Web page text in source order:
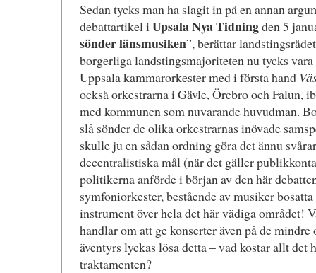
Sedan tycks man ha slagit in på en annan
debattartikel iUpsala Nya Tidningden 5
sönder länsmusiken”, berättar
borgerliga landstingsmajoriteten nu tycks vara
Uppsala kammarorkester med i första hand
också orkestrarna i Gävle, Örebro och Falun,
med kommunen som nuvarande huvudman.
slå sönder de olika orkestrarnas inövade
skulle ju en sådan ordning göra det ännu
decentralistiska mål (när det gäller
politikerna anförde i början av den här
symfoniorkester, bestående av musiker
instrument över hela det här vädiga området!
handlar om att ge konserter även på de
äventyrs lyckas lösa detta – vad kostar allt det
traktamenten?